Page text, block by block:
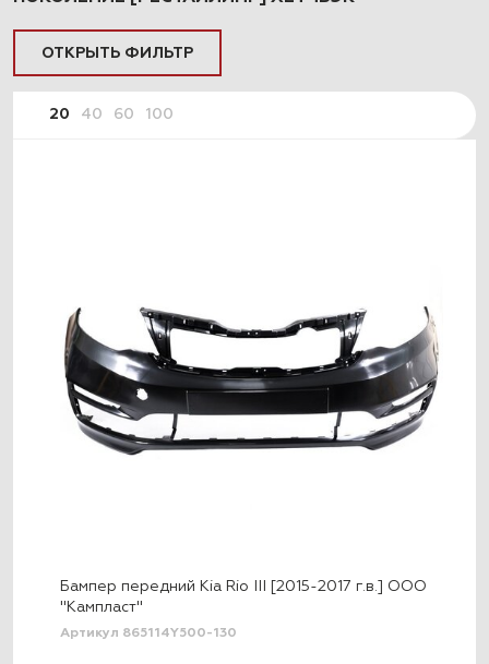
ОТКРЫТЬ ФИЛЬТР
20 40 60 100
Бампер передний Kia Rio III [2015-2017 г.в.] ООО
"Кампласт"
Артикул 865114Y500-130